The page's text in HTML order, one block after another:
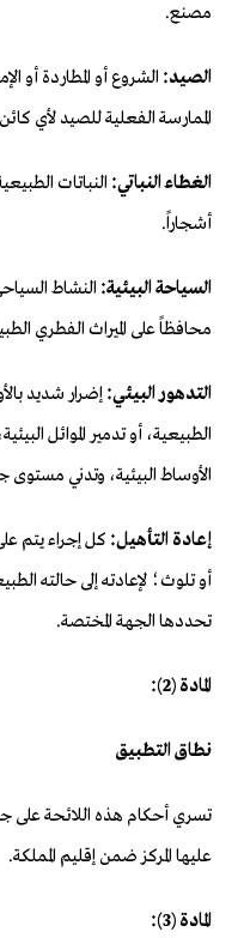
مصنع.
الصيد: الشروع أو المطاردة أو
الممارسة الفعلية للصيد لأي
الغطاء النباتي: النباتات
أشجاراً.
السياحة البيئية: النشاط
محافظاً على الميراث الفطري
التدهور البيئي: إضرار شديد
الطبيعية، أو تدمير الموائل
الأوساط البيئية، وتدني مستوى
إعادة التأهيل: كل إجراء يتم
أو تلوث؛ لإعادته إلى حالته
تحددها الجهة المختصة.
المادة (2):
نطاق التطبيق
تسري أحكام هذه اللائحة على
عليها المركز ضمن إقليم المملكة.
المادة (3):